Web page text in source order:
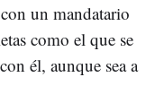
un mandatario
como el que se
él, aunque sea a